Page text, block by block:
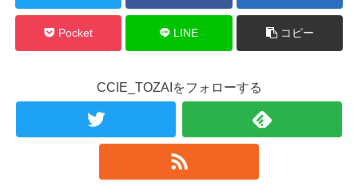
Pocket LINE コピー
CCIE_TOZAIをフォローする